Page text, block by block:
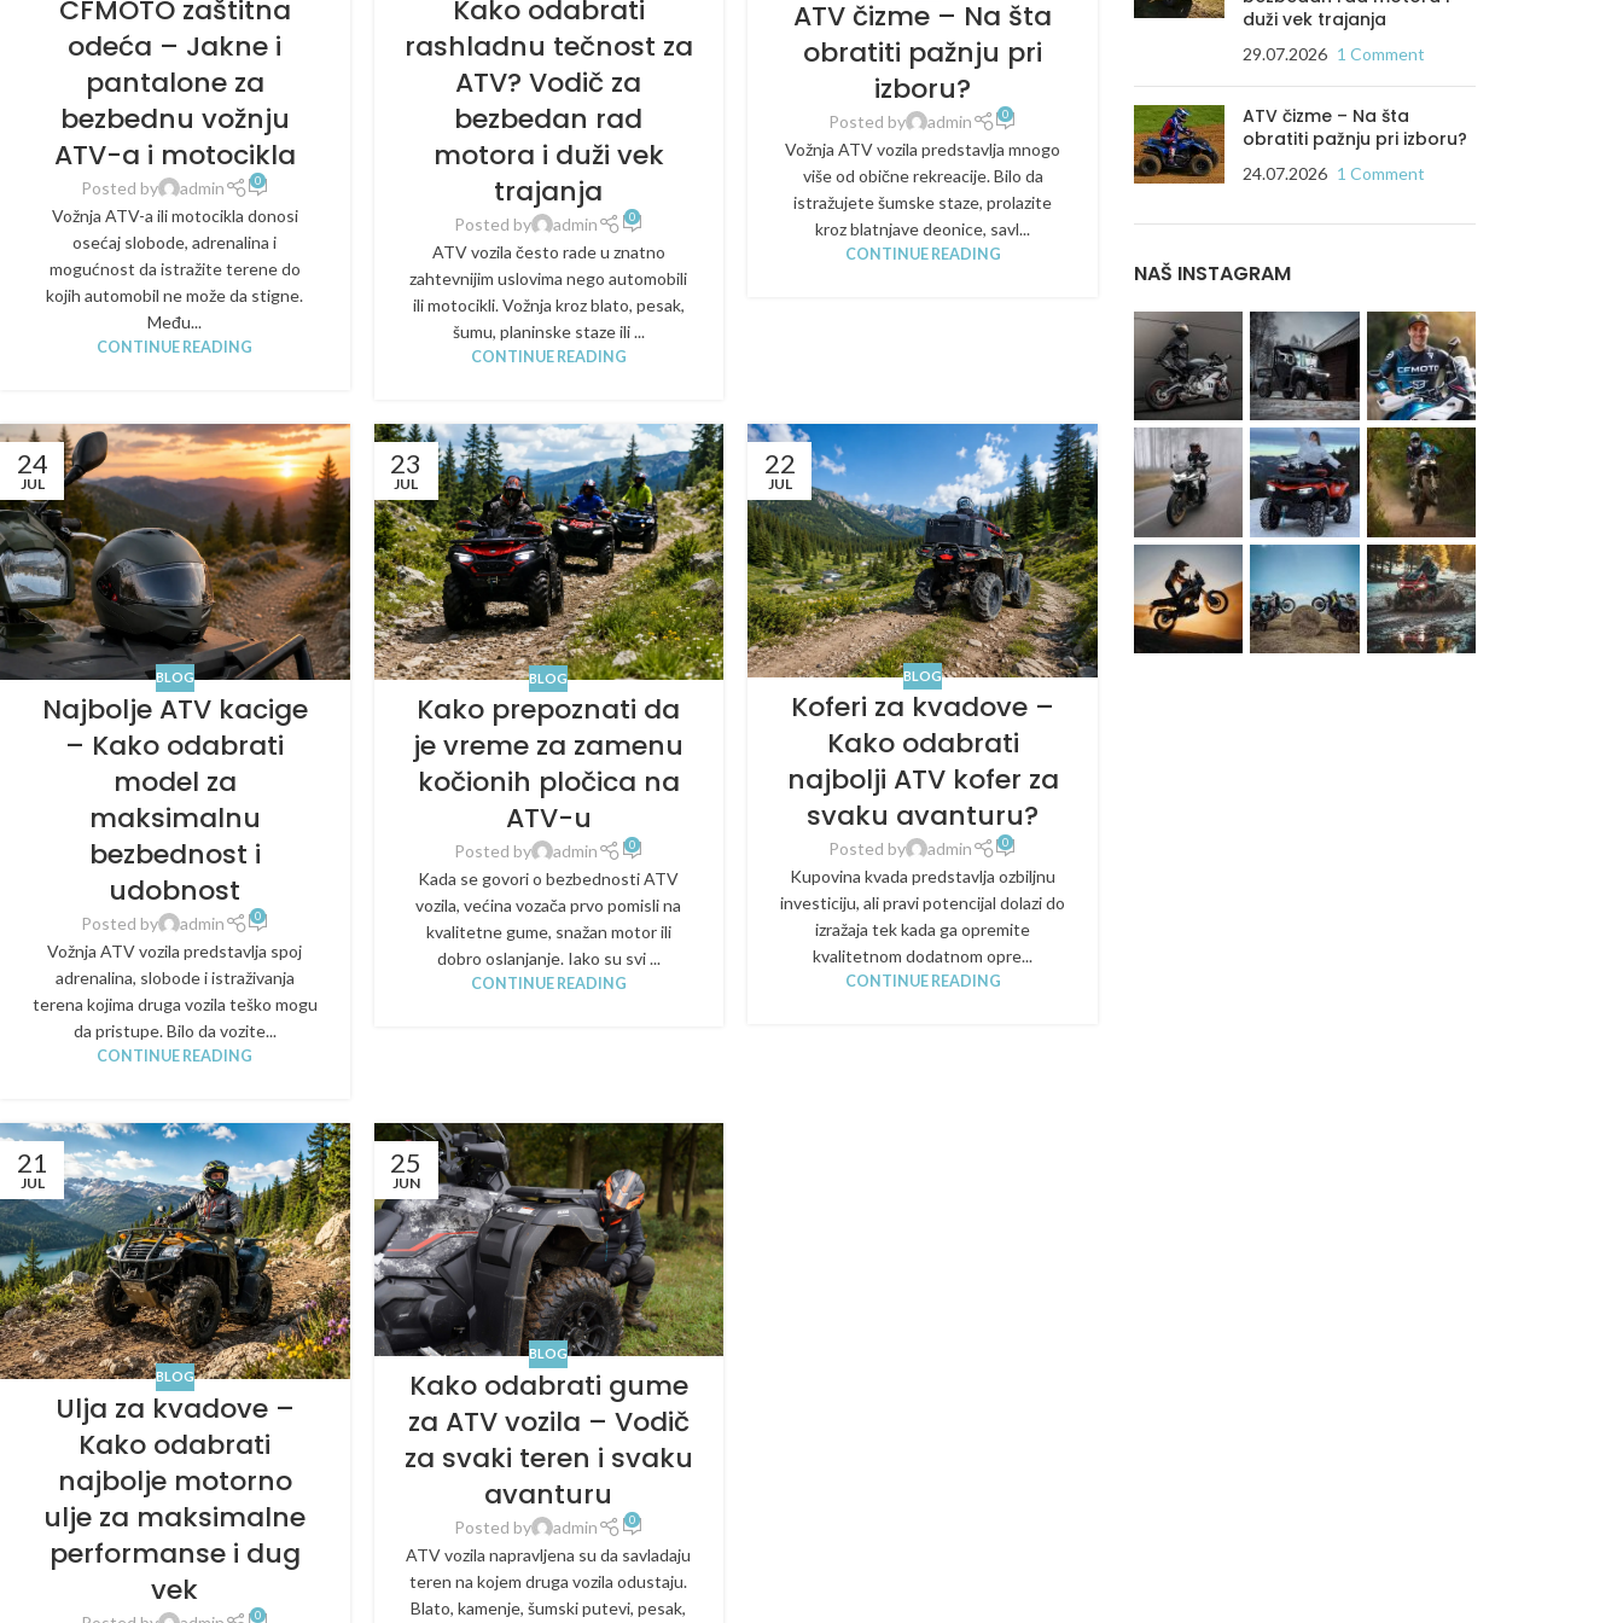
CFMOTO zaštitna
odeća – Jakne i
pantalone za
bezbednu vožnju
ATV-a i motocikla
Posted by admin 0
Vožnja ATV-a ili motocikla donosi
osećaj slobode, adrenalina i
mogućnost da istražite terene do
kojih automobil ne može da stigne.
Među...
CONTINUE READING
Kako odabrati
rashladnu tečnost za
ATV? Vodič za
bezbedan rad
motora i duži vek
trajanja
Posted by admin 0
ATV vozila često rade u znatno
zahtevnijim uslovima nego automobili
ili motocikli. Vožnja kroz blato, pesak,
šumu, planinske staze ili ...
CONTINUE READING
ATV čizme – Na šta
obratiti pažnju pri
izboru?
Posted by admin 0
Vožnja ATV vozila predstavlja mnogo
više od obične rekreacije. Bilo da
istražujete šumske staze, prolazite
kroz blatnjave deonice, savl...
CONTINUE READING
24
JUL
BLOG
Najbolje ATV kacige
– Kako odabrati
model za
maksimalnu
bezbednost i
udobnost
Posted by admin 0
Vožnja ATV vozila predstavlja spoj
adrenalina, slobode i istraživanja
terena kojima druga vozila teško mogu
da pristupe. Bilo da vozite...
CONTINUE READING
23
JUL
BLOG
Kako prepoznati da
je vreme za zamenu
kočionih pločica na
ATV-u
Posted by admin 0
Kada se govori o bezbednosti ATV
vozila, većina vozača prvo pomisli na
kvalitetne gume, snažan motor ili
dobro oslanjanje. Iako su svi ...
CONTINUE READING
22
JUL
BLOG
Koferi za kvadove –
Kako odabrati
najbolji ATV kofer za
svaku avanturu?
Posted by admin 0
Kupovina kvada predstavlja ozbiljnu
investiciju, ali pravi potencijal dolazi do
izražaja tek kada ga opremite
kvalitetnom dodatnom opre...
CONTINUE READING
21
JUL
BLOG
Ulja za kvadove –
Kako odabrati
najbolje motorno
ulje za maksimalne
performanse i dug
vek
0
25
JUN
BLOG
Kako odabrati gume
za ATV vozila – Vodič
za svaki teren i svaku
avanturu
Posted by admin 0
ATV vozila napravljena su da savladaju
teren na kojem druga vozila odustaju.
Blato, kamenje, šumski putevi, pesak,
duži vek trajanja
29.07.2026 1 Comment
ATV čizme – Na šta
obratiti pažnju pri izboru?
24.07.2026 1 Comment
NAŠ INSTAGRAM